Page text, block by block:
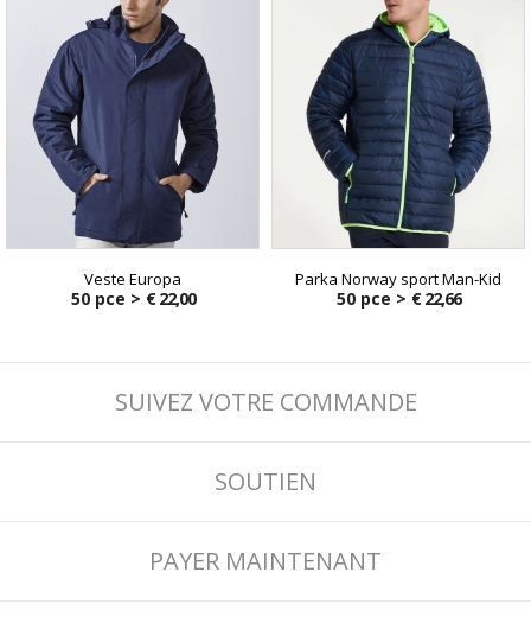
Veste Europa
50 pce > € 22,00
Parka Norway sport Man-Kid
50 pce > € 22,66
SUIVEZ VOTRE COMMANDE
SOUTIEN
PAYER MAINTENANT